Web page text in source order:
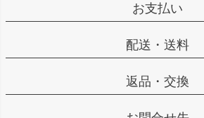
お支払い
配送・送料
返品・交換